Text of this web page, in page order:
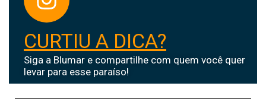
CURTIU A DICA?
Siga a Blumar e compartilhe com quem você quer
levar para esse paraíso!